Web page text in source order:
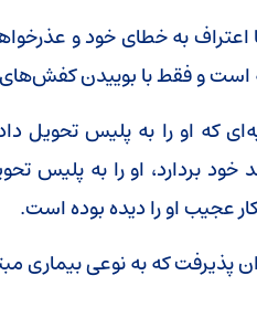
اعتراف به خطای خود و
است و فقط با بوییدن
که او را به پلیس تحویل
خود بردارد، او را به پلیس
عجیب او را دیده بوده است.
پذیرفت که به نوعی بیماری